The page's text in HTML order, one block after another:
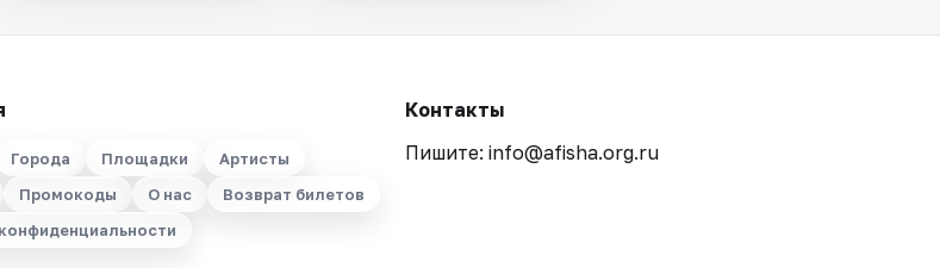
Города Площадки
Артисты
Промокоды О нас
Возврат билетов
Контакты
Пишите: info@afisha.org.ru